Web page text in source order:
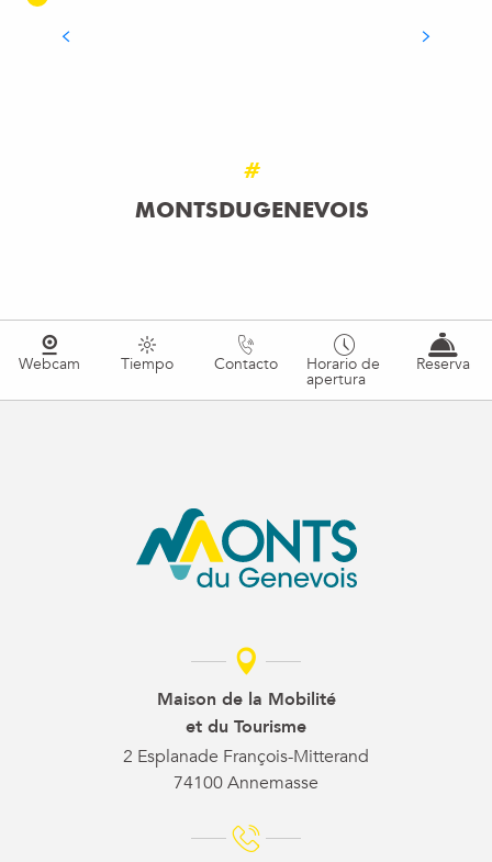
#
MONTSDUGENEVOIS
Webcam Tiempo Contacto Horario de
apertura
Reserva
Maison de la Mobilité
et du Tourisme
2 Esplanade François-Mitterand
74100 Annemasse